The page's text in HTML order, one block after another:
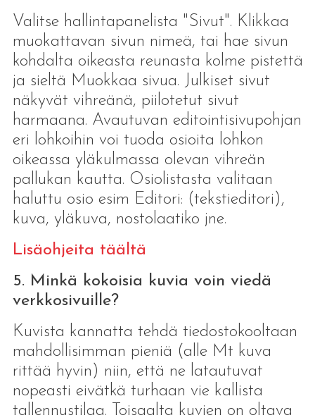
Valitse hallintapanelista "Sivut". Klikkaa
muokattavan sivun nimeä, tai hae sivun
kohdalta oikeasta reunasta kolme pistettä
ja sieltä Muokkaa sivua. Julkiset sivut
näkyvät vihreänä, piilotetut sivut
harmaana. Avautuvan editointisivupohjan
eri lohkoihin voi tuoda osioita lohkon
oikeassa yläkulmassa olevan vihreän
pallukan kautta. Osiolistasta valitaan
haluttu osio esim Editori: (tekstieditori),
kuva, yläkuva, nostolaatiko jne.
Lisäohjeita täältä
5. Minkä kokoisia kuvia voin viedä
verkkosivuille?
Kuvista kannatta tehdä tiedostokooltaan
mahdollisimman pieniä (alle Mt kuva
rittää hyvin) niin, että ne latautuvat
nopeasti eivätkä turhaan vie kallista
tallennustilaa. Toisaalta kuvien on oltava